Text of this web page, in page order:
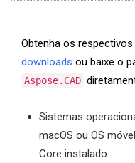
Obtenha os
downloads ou baixe o
Aspose.CAD
Sistemas
macOS ou OS
Core instalado